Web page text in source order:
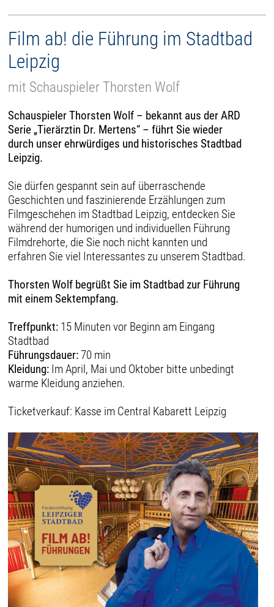
Film ab! die Führung im Stadtbad
Leipzig
mit Schauspieler Thorsten Wolf
Schauspieler Thorsten Wolf – bekannt aus der ARD
Serie „Tierärztin Dr. Mertens“ – führt Sie wieder
durch unser ehrwürdiges und historisches Stadtbad
Leipzig.
Sie dürfen gespannt sein auf überraschende
Geschichten und faszinierende Erzählungen zum
Filmgeschehen im Stadtbad Leipzig, entdecken Sie
während der humorigen und individuellen Führung
Filmdrehorte, die Sie noch nicht kannten und
erfahren Sie viel Interessantes zu unserem Stadtbad.
Thorsten Wolf begrüßt Sie im Stadtbad zur Führung
mit einem Sektempfang.
Treffpunkt: 15 Minuten vor Beginn am Eingang
Stadtbad
Führungsdauer:70 min
Kleidung: Im April, Mai und Oktober bitte unbedingt
warme Kleidung anziehen.
Ticketverkauf: Kasse im Central Kabarett Leipzig